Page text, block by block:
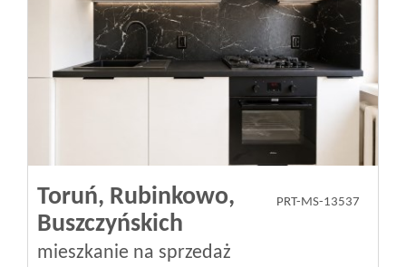
Toruń, Rubinkowo,
Buszczyńskich
mieszkanie na sprzedaż
PRT-MS-13537